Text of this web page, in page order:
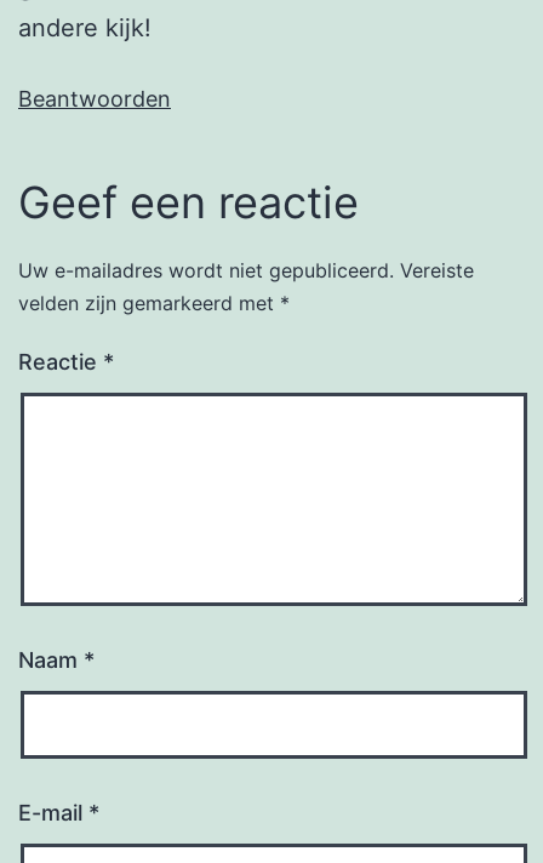
andere kijk!
Beantwoorden
Geef een reactie
Uw e-mailadres wordt niet gepubliceerd. Vereiste
velden zijn gemarkeerd met *
Reactie *
Naam *
E-mail *